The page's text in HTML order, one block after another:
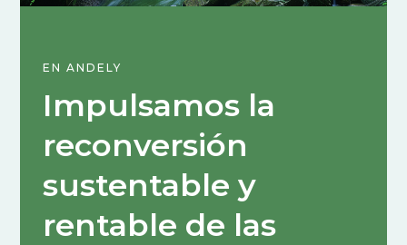
EN ANDELY
Impulsamos la
reconversión
sustentable y
rentable de las